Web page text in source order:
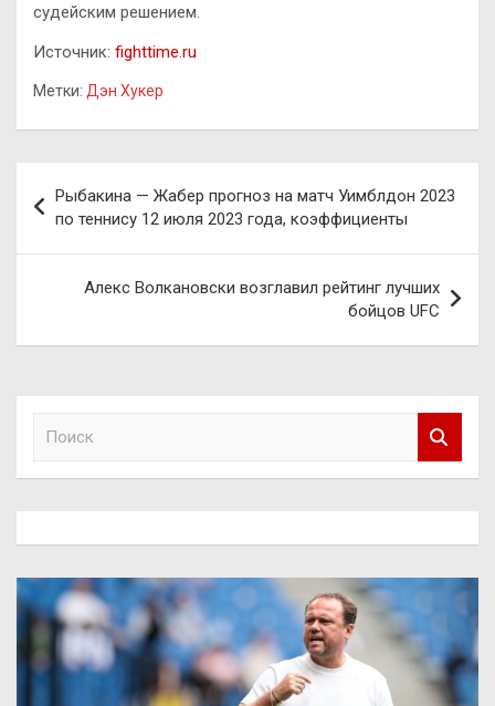
судейским решением.
Источник: fighttime.ru
Метки: Дэн Хукер
по
записям
Рыбакина — Жабер прогноз на матч Уимблдон 2023
по теннису 12 июля 2023 года, коэффициенты
Алекс Волкановски возглавил рейтинг лучших
бойцов UFC